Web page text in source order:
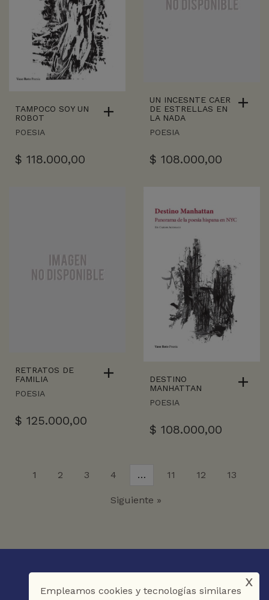
TAMPOCO SOY UN
ROBOT
POESIA
$ 118.000,00
UN INCESNTE CAER
DE ESTRELLAS EN
LA NADA
POESIA
$ 108.000,00
RETRATOS DE
FAMILIA
POESIA
$ 125.000,00
DESTINO
MANHATTAN
POESIA
$ 108.000,00
1 2 3 4 … 11 12 13
Siguiente »
Empleamos cookies y tecnologías similares
x